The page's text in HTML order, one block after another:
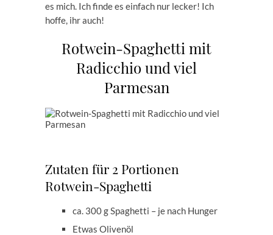
es mich. Ich finde es einfach nur lecker! Ich
hoffe, ihr auch!
Rotwein-Spaghetti mit
Radicchio und viel
Parmesan
Zutaten für 2 Portionen
Rotwein-Spaghetti
ca. 300 g Spaghetti – je nach Hunger
Etwas Olivenöl